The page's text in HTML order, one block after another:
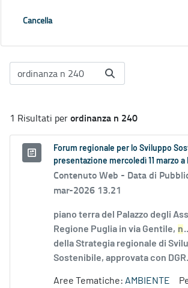
Cancella
1 Risultati perordinanza n 240
Forum regionale per lo Sviluppo
presentazione mercoledì 11 marzo a
Contenuto Web - Data di
mar-2026 13.21
piano terra del Palazzo degli
Regione Puglia in via Gentile, n
della Strategia regionale di
Sostenibile, approvata con
Aree Tematiche: AMBIENTE